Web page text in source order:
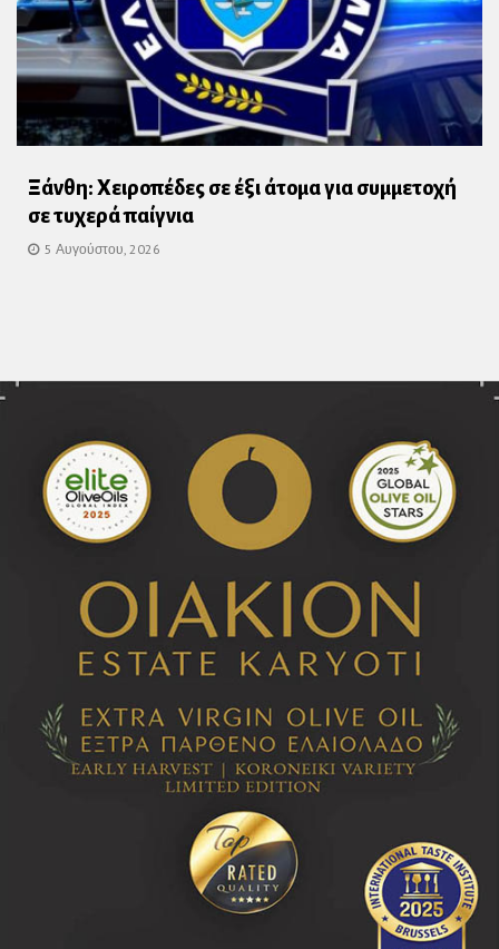
Ξάνθη: Χειροπέδες σε έξι άτομα για συμμετοχή
σε τυχερά παίγνια
5 Αυγούστου, 2026